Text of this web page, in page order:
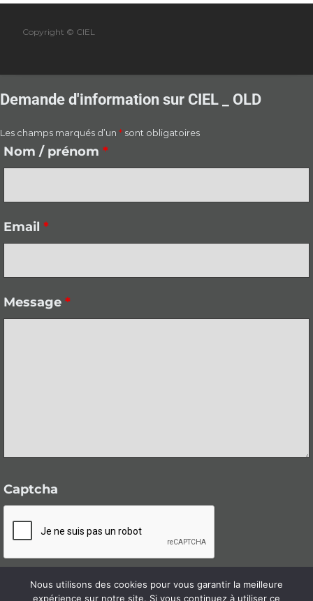
Copyright © CIEL
Demande d'information sur CIEL _ OLD
Les champs marqués d’un * sont obligatoires
Nom / prénom *
Email *
Message *
Captcha
Nous utilisons des cookies pour vous garantir la meilleure
expérience sur notre site. Si vous continuez à utiliser ce